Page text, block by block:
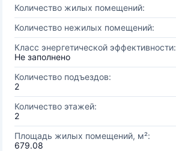
Количество жилых помещений:
Количество нежилых помещений:
Класс энергетической эффективности:
Не заполнено
Количество подъездов:
2
Количество этажей:
2
Площадь жилых помещений, м²:
679.08